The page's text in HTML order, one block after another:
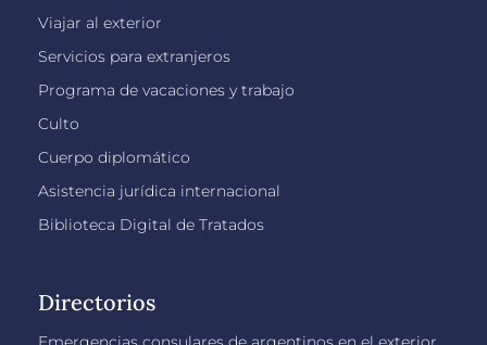
Viajar al exterior
Servicios para extranjeros
Programa de vacaciones y trabajo
Culto
Cuerpo diplomático
Asistencia jurídica internacional
Biblioteca Digital de Tratados
Directorios